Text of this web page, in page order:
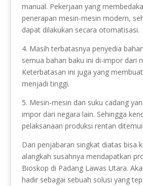
manual. Pekerjaan yang
penerapan mesin-mesin modern,
dapat dilakukan secara otomatisasi.
4. Masih terbatasnya penyedia
semua bahan baku ini di-impor dari
Keterbatasan ini juga yang
menjadi tinggi.
5. Mesin-mesin dan suku cadang
impor dari negara lain. Sehingga
pelaksanaan produksi rentan ditemui.
Dari penjabaran singkat diatas bisa
alangkah susahnya mendapatkan
Bioskop di Padang Lawas Utara.
hadir sebagai sebuah solusi yang